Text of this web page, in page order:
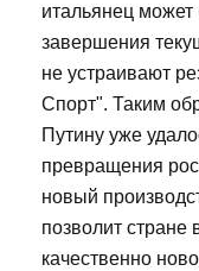
итальянец может
завершения
не устраивают
Спорт". Таким
Путину уже
превращения
новый
позволит
качественно